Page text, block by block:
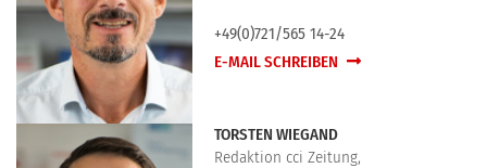
+49(0)721/565 14-24
E-MAIL SCHREIBEN
TORSTEN WIEGAND
Redaktion cci Zeitung,